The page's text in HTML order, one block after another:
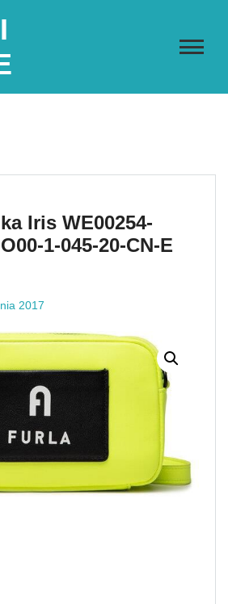
Iris WE00254-
1-045-20-CN-E
2017